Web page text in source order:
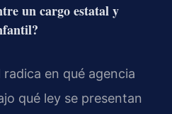
un cargo estatal y
en qué agencia
qué ley se presentan